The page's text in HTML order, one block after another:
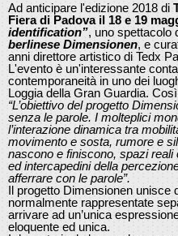
Ad anticipare l'edizione 2018 di
Fiera di Padova il 18 e 19
identification”, uno spettacolo
berlinese Dimensionen, e
anni direttore artistico di Tedx
L'evento è un'interessante
contemporaneità in uno dei
Loggia della Gran Guardia.
“L’obiettivo del progetto
senza le parole. I molteplici
l’interazione dinamica tra
movimento e sosta, rumore e
nascono e finiscono, spazi
ed intercapedini della
afferrare con le parole”.
Il progetto Dimensionen unisce
normalmente rappresentate
arrivare ad un’unica
eloquente ed unica.